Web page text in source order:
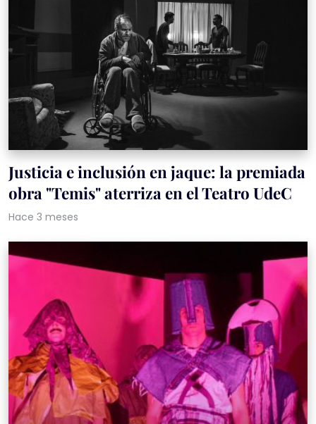
Justicia e inclusión en jaque: la premiada
obra "Temis" aterriza en el Teatro UdeC
Hace 3 meses